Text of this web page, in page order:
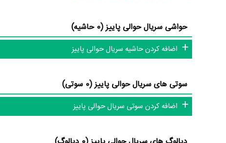
حواشی سریال حوالی پاییز (0 حاشیه)
اضافه کردن حاشیه سریال حوالی پاییز
سوتی های سریال حوالی پاییز (0 سوتی)
اضافه کردن سوتی سریال حوالی پاییز